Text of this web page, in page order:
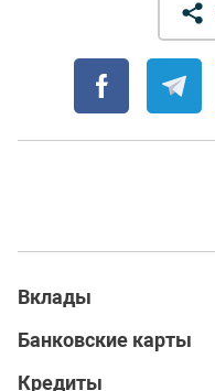
Вклады
Банковские карты
Кредиты